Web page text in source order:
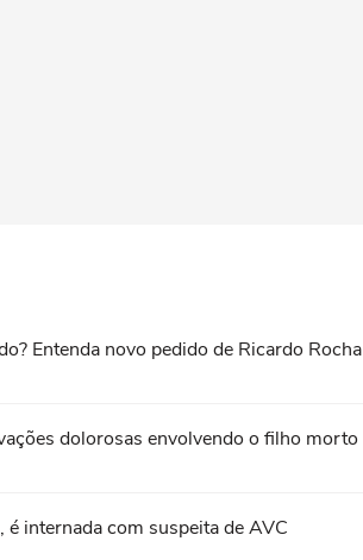
Entenda novo pedido de Ricardo Rocha
dolorosas envolvendo o filho morto
é internada com suspeita de AVC